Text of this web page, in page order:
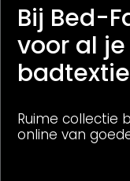
Bij Bed-
voor al
Ruime collectie
online van